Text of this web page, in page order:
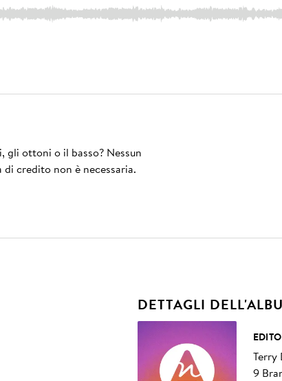
gli ottoni o il basso? Nessun
credito non è necessaria.
DETTAGLI
Terry
9